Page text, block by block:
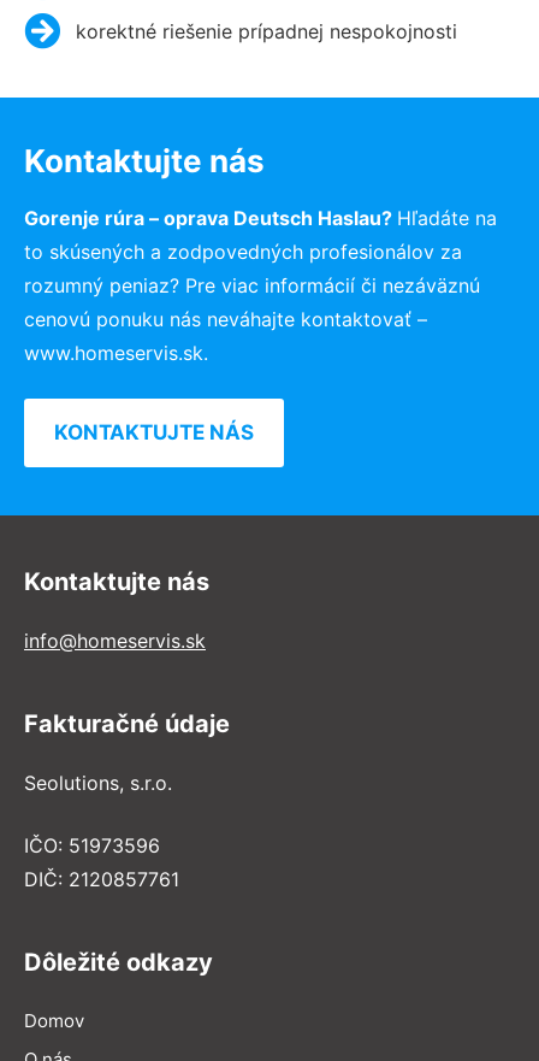
korektné riešenie prípadnej nespokojnosti
Kontaktujte nás
Gorenje rúra – oprava Deutsch Haslau? Hľadáte na
to skúsených a zodpovedných profesionálov za
rozumný peniaz? Pre viac informácií či nezáväznú
cenovú ponuku nás neváhajte kontaktovať –
www.homeservis.sk.
KONTAKTUJTE NÁS
Kontaktujte nás
info@homeservis.sk
Fakturačné údaje
Seolutions, s.r.o.
IČO: 51973596
DIČ: 2120857761
Dôležité odkazy
Domov